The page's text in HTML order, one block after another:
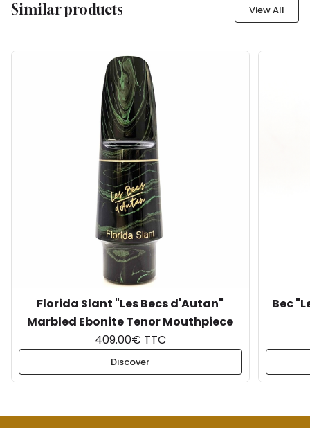
Similar products View All
Florida Slant "Les Becs d'Autan"
Marbled Ebonite Tenor Mouthpiece
409.00€ TTC
Discover
Bec